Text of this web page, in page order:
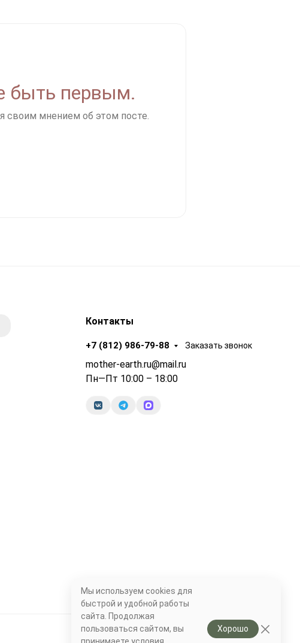
быть первым.
своим мнением об этом посте.
Контакты
+7 (812) 986-79-88 Заказать звонок
mother-earth.ru@mail.ru
Пн—Пт 10:00 – 18:00
Мы используем cookies для
быстрой и удобной работы
сайта. Продолжая
пользоваться сайтом, вы
Хорошо